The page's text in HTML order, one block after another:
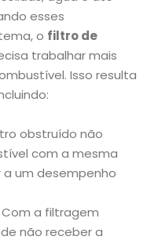
esses
o filtro de
trabalhar mais
Isso resulta
obstruído não
com a mesma
um desempenho
Com a filtragem
não receber a